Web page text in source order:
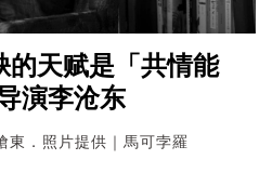
的天赋是「共情能
演李沧东
東．照片提供｜馬可孛羅